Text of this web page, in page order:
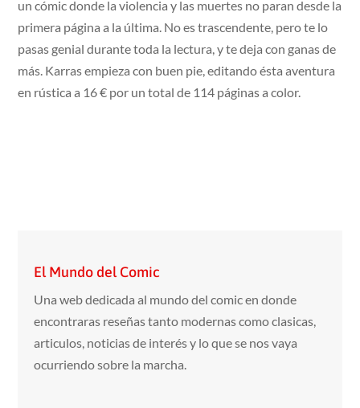
un cómic donde la violencia y las muertes no paran desde la
primera página a la última. No es trascendente, pero te lo
pasas genial durante toda la lectura, y te deja con ganas de
más. Karras empieza con buen pie, editando ésta aventura
en rústica a 16 € por un total de 114 páginas a color.
El Mundo del Comic
Una web dedicada al mundo del comic en donde
encontraras reseñas tanto modernas como clasicas,
articulos, noticias de interés y lo que se nos vaya
ocurriendo sobre la marcha.